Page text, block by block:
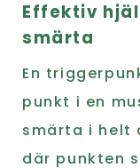
Effektiv
smärta
En
punkt i en
smärta i helt
där punkten